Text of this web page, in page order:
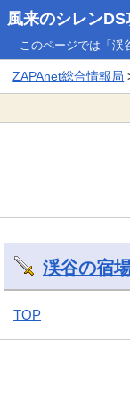
風来のシレン
このページでは「渓
ZAPAnet総合情報局
渓谷の宿
TOP